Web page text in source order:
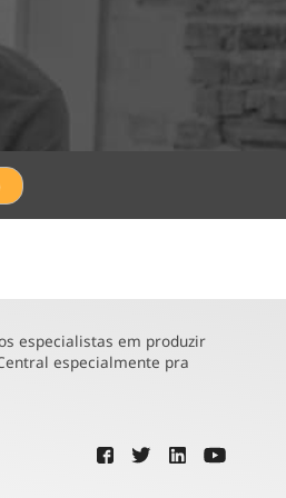
especialistas em produzir
especialmente pra